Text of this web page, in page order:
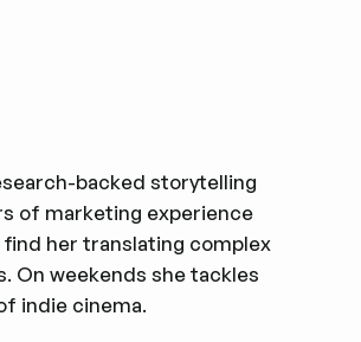
Profil ansehen
Profil ansehen
backed storytelling
of marketing experience
her translating complex
On weekends she tackles
indie cinema.